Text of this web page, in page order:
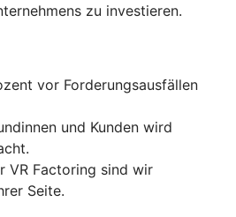
zu investieren.
vor Forderungsausfällen
und Kunden wird
VR Factoring sind wir
Seite.